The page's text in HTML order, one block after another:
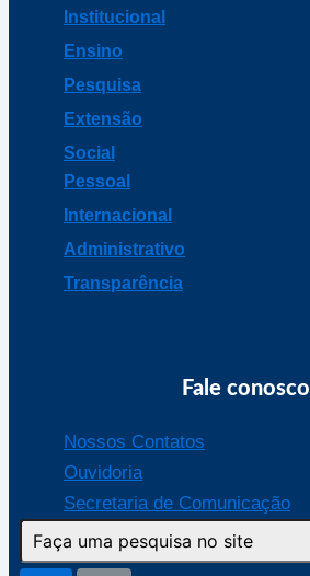
Institucional
Ensino
Pesquisa
Extensão
Social
Pessoal
Internacional
Administrativo
Transparência
Fale conosco
Nossos Contatos
Ouvidoria
Secretaria de Comunicação